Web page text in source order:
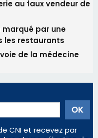
Corse 2026
premières loges
pas avant 2081
corses
au faux vendeur de
marqué par une
les restaurants